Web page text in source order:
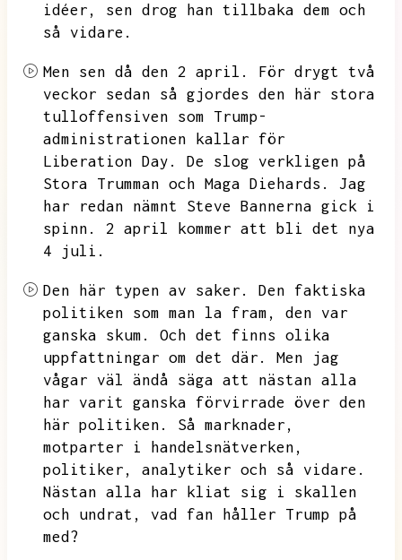
idéer,
sen drog han tillbaka dem och
så vidare.
Men sen då den 2 april.
För drygt två
veckor sedan så gjordes den här stora
tulloffensiven som Trump-
administrationen kallar för
Liberation Day.
De slog verkligen på
Stora Trumman och Maga Diehards.
Jag
har redan nämnt Steve Bannerna gick i
spinn.
2 april kommer att bli det nya
4 juli.
Den här typen av saker.
Den faktiska
politiken som man la fram,
den var
ganska skum.
Och det finns olika
uppfattningar om det där.
Men jag
vågar väl ändå säga att nästan alla
har varit ganska förvirrade över den
här politiken.
Så marknader,
motparter i handelsnätverken,
politiker,
analytiker och så vidare.
Nästan alla har kliat sig i skallen
och undrat,
vad fan håller Trump på
med?